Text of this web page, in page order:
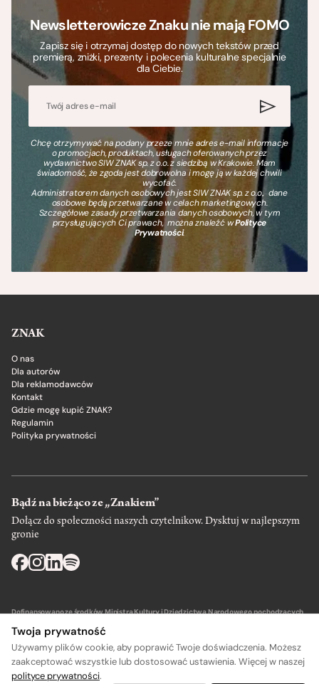
Newsletterowicze Znaku nie mają FOMO
Zapisz się i otrzymaj dostęp do nowych tekstów przed
premierą, zniżki, prezenty i polecenia kulturalne specjalnie
dla Ciebie.
Chcę otrzymywać na podany przeze mnie adres e-mail informacje
o promocjach, produktach, usługach oferowanych przez
wydawnictwo SIW ZNAK sp. z o.o. z siedzibą w Krakowie. Mam
świadomość, że zgoda jest dobrowolna i mogę ją w każdej chwili
wycofać.
Administratorem danych osobowych jest SIW ZNAK sp. z o.o., dane
osobowe będą przetwarzane w celach marketingowych.
Szczegółowe zasady przetwarzania danych osobowych, w tym
przysługujących Ci prawach, można znaleźć wPolityce
Prywatności.
ZNAK
O nas
Dla autorów
Dla reklamodawców
Kontakt
Gdzie mogę kupić ZNAK?
Regulamin
Polityka prywatności
Bądź na bieżąco ze „Znakiem”
Dołącz do społeczności naszych czytelnikow. Dysktuj w najlepszym
gronie
Dofinansowano ze środków Ministra Kultury i Dziedzictwa Narodowego pochodzących
Twoja prywatność
Używamy plików cookie, aby poprawić Twoje doświadczenia. Możesz
zaakceptować wszystkie lub dostosować ustawienia. Więcej w naszej
polityce prywatności.